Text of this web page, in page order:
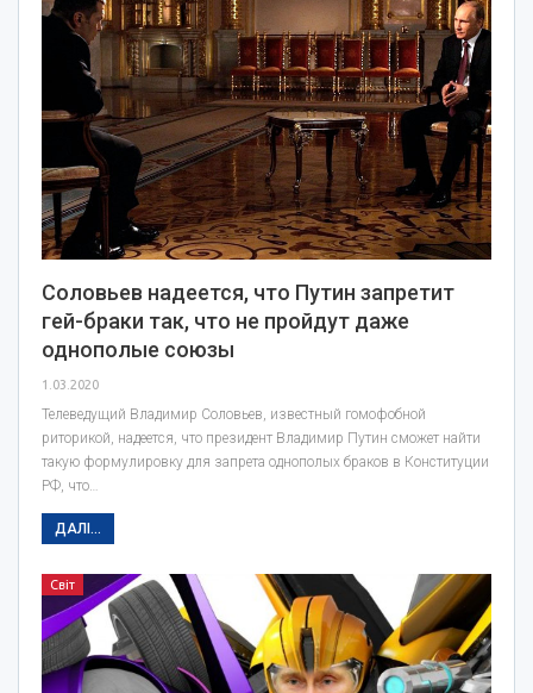
Соловьев надеется, что Путин запретит
гей-браки так, что не пройдут даже
однополые союзы
1.03.2020
Телеведущий Владимир Соловьев, известный гомофобной
риторикой, надеется, что президент Владимир Путин сможет найти
такую формулировку для запрета однополых браков в Конституции
РФ, что…
ДАЛІ...
Світ